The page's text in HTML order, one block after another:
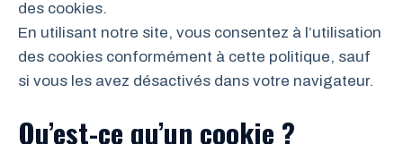
des cookies.
En utilisant notre site, vous consentez à l’utilisation
des cookies conformément à cette politique, sauf
si vous les avez désactivés dans votre navigateur.
Qu’est-ce qu’un cookie ?